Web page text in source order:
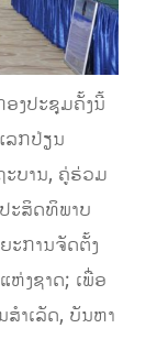
ງປະຊຸມຄັ້ງນີ້
ລກປ່ຽນ
ະບານ, ຄູ່ຮ່ວມ
ະສິດທິພາບ
ະການຈັດຕັ້ງ
ຫ່ງຊາດ; ເພື່ອ
ຳເລັດ, ບັນຫາ